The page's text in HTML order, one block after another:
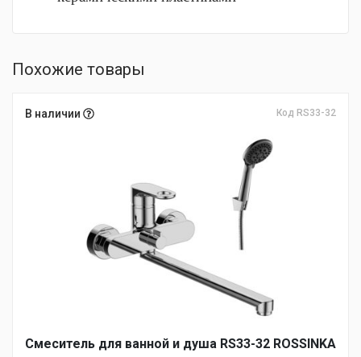
Похожие товары
В наличии Код RS33-32
Смеситель для ванной и душа RS33-32 ROSSINKA